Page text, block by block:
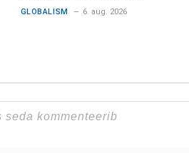
GLOBALISM 6. aug. 2026